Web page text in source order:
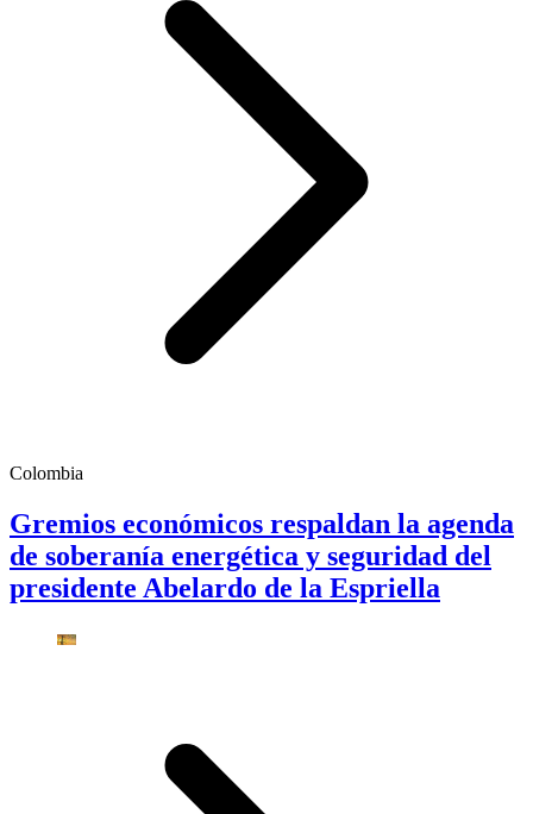
Colombia
Gremios económicos respaldan la agenda
de soberanía energética y seguridad del
presidente Abelardo de la Espriella